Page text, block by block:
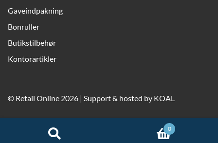
Gaveindpakning
Bonruller
Butikstilbehør
Kontorartikler
© Retail Online 2026 | Support & hosted by KOAL
0